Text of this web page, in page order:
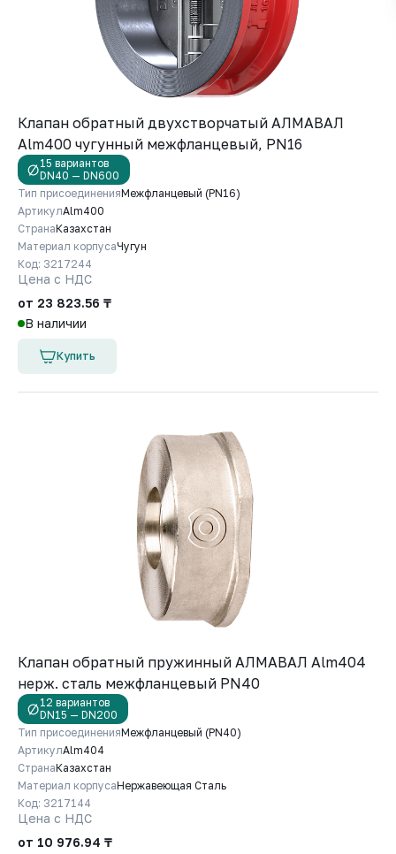
Клапан обратный двухстворчатый АЛМАВАЛ
Alm400 чугунный межфланцевый, PN16
15 вариантов
DN40 — DN600
Тип присоединенияМежфланцевый (PN16)
АртикулAlm400
СтранаКазахстан
Материал корпусаЧугун
Код: 3217244
Цена с НДС
от 23 823.56 ₸
В наличии
Купить
Клапан обратный пружинный АЛМАВАЛ Alm404
нерж. сталь межфланцевый PN40
12 вариантов
DN15 — DN200
Тип присоединенияМежфланцевый (PN40)
АртикулAlm404
СтранаКазахстан
Материал корпусаНержавеющая Сталь
Код: 3217144
Цена с НДС
от 10 976.94 ₸